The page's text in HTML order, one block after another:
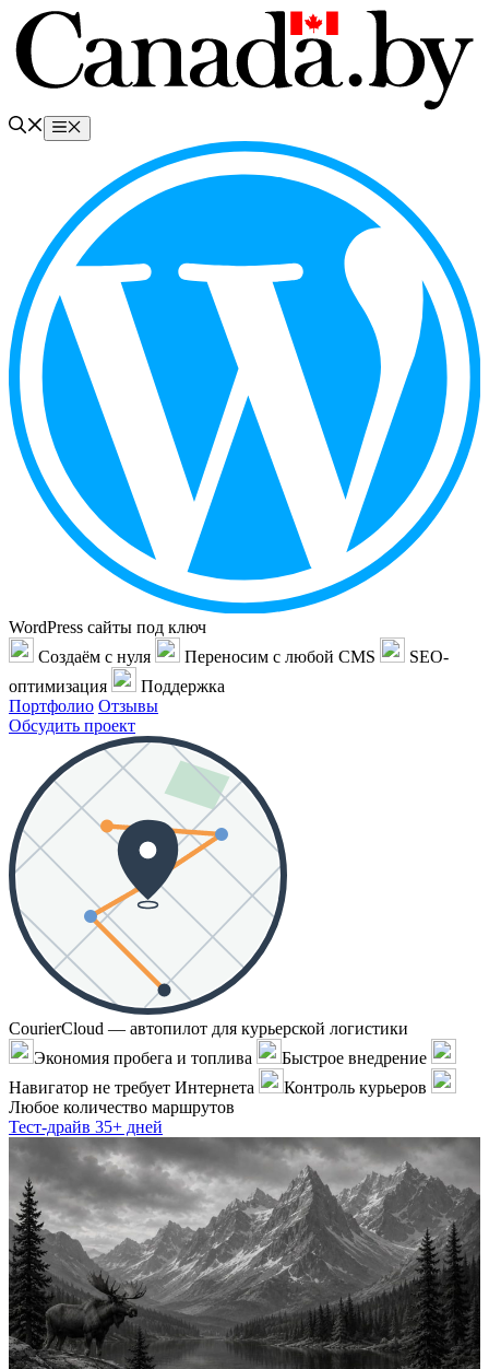
Перейти
содержимому
Меню
WordPress сайты под ключ
Создаём с нуля
Переносим с любой CMS
SEO-
оптимизация
Поддержка
Портфолио Отзывы
Обсудить проект
CourierCloud — автопилот для курьерской логистики
Экономия пробега и топлива
Быстрое внедрение
Навигатор не требует Интернета
Контроль курьеров
Любое количество маршрутов
Тест-драйв 35+ дней